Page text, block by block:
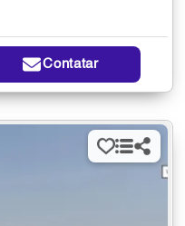
Contatar